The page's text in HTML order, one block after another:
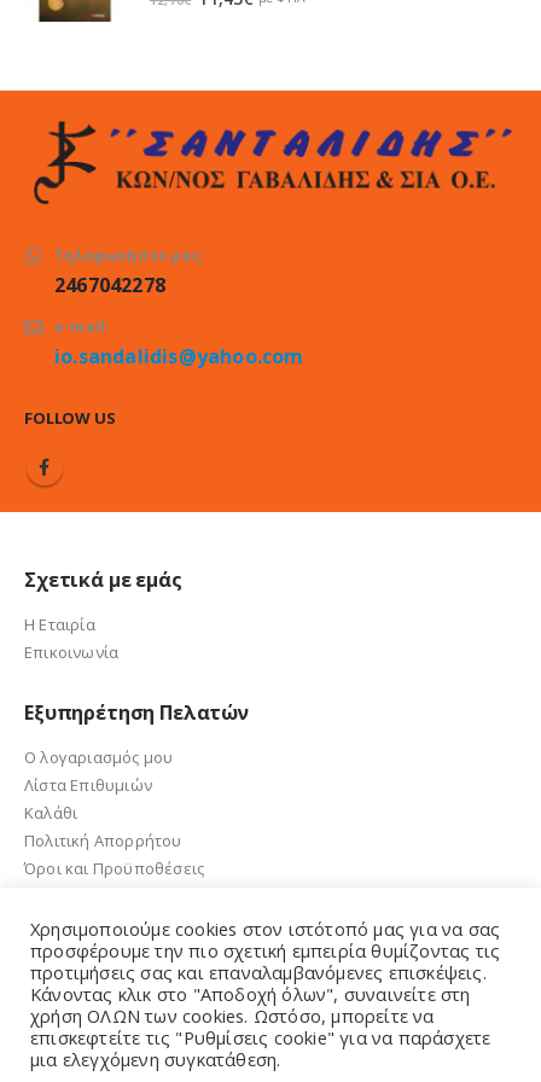
11,43€.
Τηλεφωνήστε μας:
2467042278
e-mail:
io.sandalidis@yahoo.com
FOLLOW US
Σχετικά με εμάς
Η Εταιρία
Επικοινωνία
Εξυπηρέτηση Πελατών
Ο λογαριασμός μου
Λίστα Επιθυμιών
Καλάθι
Πολιτική Απορρήτου
Όροι και Προϋποθέσεις
e-sandalidis.gr 2021. Created by GMG Solutions
Χρησιμοποιούμε cookies στον ιστότοπό μας για να σας
προσφέρουμε την πιο σχετική εμπειρία θυμίζοντας τις
προτιμήσεις σας και επαναλαμβανόμενες επισκέψεις.
Κάνοντας κλικ στο "Αποδοχή όλων", συναινείτε στη
χρήση ΟΛΩΝ των cookies. Ωστόσο, μπορείτε να
επισκεφτείτε τις "Ρυθμίσεις cookie" για να παράσχετε
μια ελεγχόμενη συγκατάθεση.